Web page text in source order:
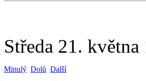
Středa 21. května
Minulý Dolů Další